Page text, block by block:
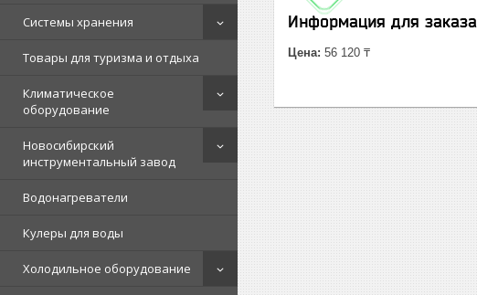
Системы хранения
Товары для туризма и отдыха
Климатическое
оборудование
Новосибирский
инструментальный завод
Водонагреватели
Кулеры для воды
Холодильное оборудование
Информация для заказа
Цена: 56 120 ₸